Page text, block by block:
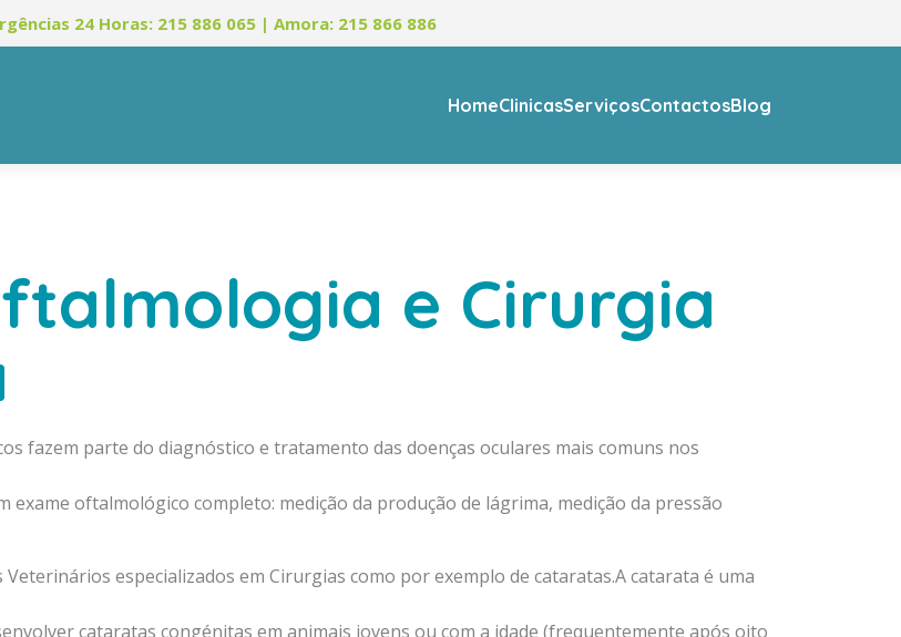
24 Horas: 215 886 065 | Amora: 215 866 886
HomeClinicasServiçosContactosBlog
e Cirurgia
fazem parte do diagnóstico e tratamento das doenças oculares mais comuns nos
oftalmológico completo: medição da produção de lágrima, medição da pressão
especializados em Cirurgias como por exemplo de cataratas.A catarata é uma
cataratas congénitas em animais jovens ou com a idade (frequentemente após oito